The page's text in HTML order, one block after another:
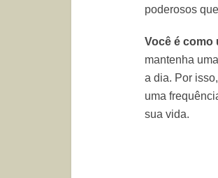
poderosos
Você é como
mantenha
a dia. Por
uma
sua vida.